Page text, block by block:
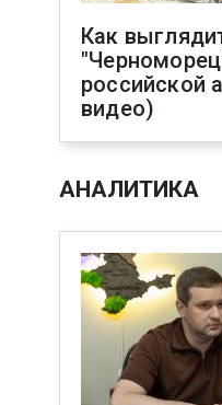
Как
российской
видео)
АНАЛИТИКА